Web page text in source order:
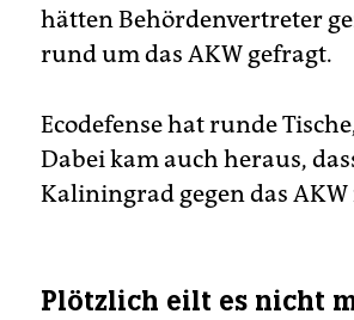
hätten Behördenvertreter
rund um das AKW gefragt.
Ecodefense hat runde
Dabei kam auch heraus,
Kaliningrad gegen das AKW
Plötzlich eilt es nicht